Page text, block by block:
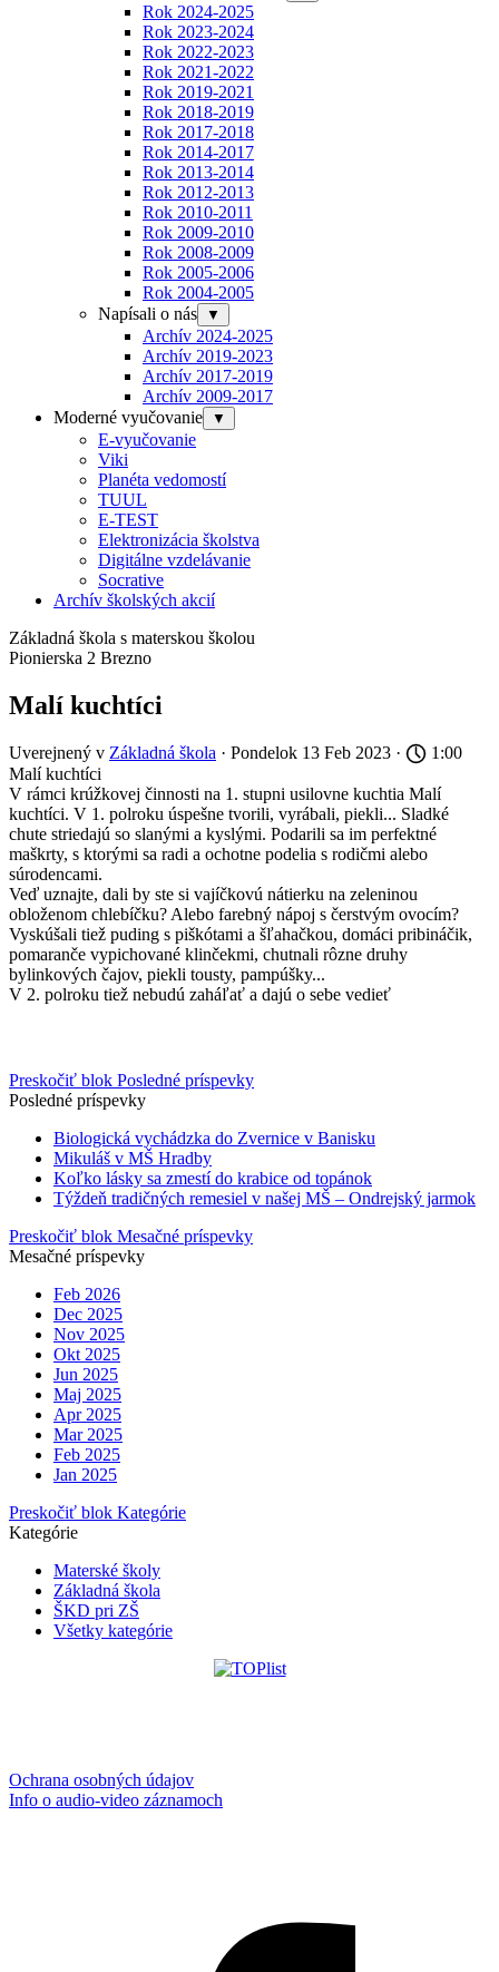
Rok 2024-2025
Rok 2023-2024
Rok 2022-2023
Rok 2021-2022
Rok 2019-2021
Rok 2018-2019
Rok 2017-2018
Rok 2014-2017
Rok 2013-2014
Rok 2012-2013
Rok 2010-2011
Rok 2009-2010
Rok 2008-2009
Rok 2005-2006
Rok 2004-2005
Napísali o nás
▼
Archív 2024-2025
Archív 2019-2023
Archív 2017-2019
Archív 2009-2017
Moderné vyučovanie
▼
E-vyučovanie
Viki
Planéta vedomostí
TUUL
E-TEST
Elektronizácia školstva
Digitálne vzdelávanie
Socrative
Archív školských akcií
Základná škola s materskou školou
Pionierska 2 Brezno
Malí kuchtíci
Uverejnený v Základná škola · Pondelok 13 Feb 2023 ·
1:00
Malí kuchtíci
V rámci krúžkovej činnosti na 1. stupni usilovne kuchtia Malí
kuchtíci. V 1. polroku úspešne tvorili, vyrábali, piekli... Sladké
chute striedajú so slanými a kyslými. Podarili sa im perfektné
maškrty, s ktorými sa radi a ochotne podelia s rodičmi alebo
súrodencami.
Veď uznajte, dali by ste si vajíčkovú nátierku na zeleninou
obloženom chlebíčku? Alebo farebný nápoj s čerstvým ovocím?
Vyskúšali tiež puding s piškótami a šľahačkou, domáci pribináčik,
pomaranče vypichované klinčekmi, chutnali rôzne druhy
bylinkových čajov, piekli tousty, pampúšky...
V 2. polroku tiež nebudú zaháľať a dajú o sebe vedieť
Preskočiť blok Posledné príspevky
Posledné príspevky
Biologická vychádzka do Zvernice v Banisku
Mikuláš v MŠ Hradby
Koľko lásky sa zmestí do krabice od topánok
Týždeň tradičných remesiel v našej MŠ – Ondrejský jarmok
Preskočiť blok Mesačné príspevky
Mesačné príspevky
Feb 2026
Dec 2025
Nov 2025
Okt 2025
Jun 2025
Maj 2025
Apr 2025
Mar 2025
Feb 2025
Jan 2025
Preskočiť blok Kategórie
Kategórie
Materské školy
Základná škola
ŠKD pri ZŠ
Všetky kategórie
Ochrana osobných údajov
Info o audio-video záznamoch